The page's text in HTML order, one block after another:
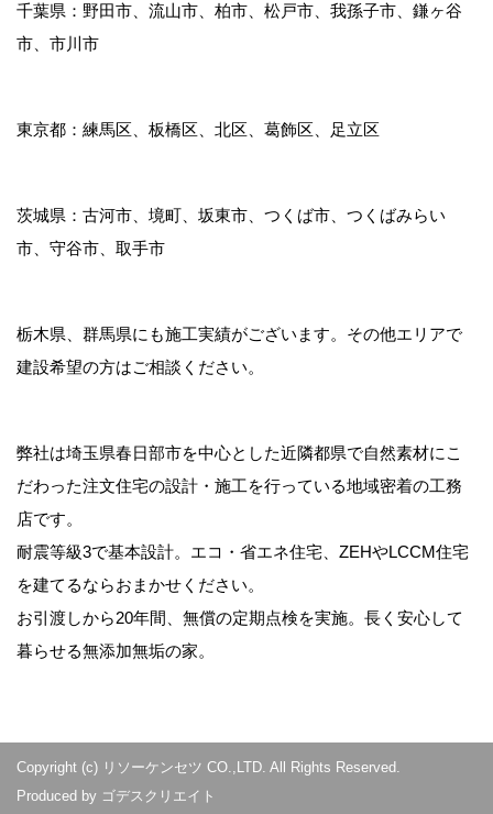
千葉県：野田市、流山市、柏市、松戸市、我孫子市、鎌ヶ谷
市、市川市
東京都：練馬区、板橋区、北区、葛飾区、足立区
茨城県：古河市、境町、坂東市、つくば市、つくばみらい
市、守谷市、取手市
栃木県、群馬県にも施工実績がございます。その他エリアで
建設希望の方はご相談ください。
弊社は埼玉県春日部市を中心とした近隣都県で自然素材にこ
だわった注文住宅の設計・施工を行っている地域密着の工務
店です。
耐震等級3で基本設計。エコ・省エネ住宅、ZEHやLCCM住宅
を建てるならおまかせください。
お引渡しから20年間、無償の定期点検を実施。長く安心して
暮らせる無添加無垢の家。
Copyright (c) リソーケンセツ CO.,LTD. All Rights Reserved.
Produced by ゴデスクリエイト